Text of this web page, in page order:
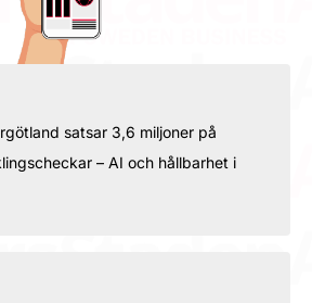
satsar 3,6 miljoner på
– AI och hållbarhet i